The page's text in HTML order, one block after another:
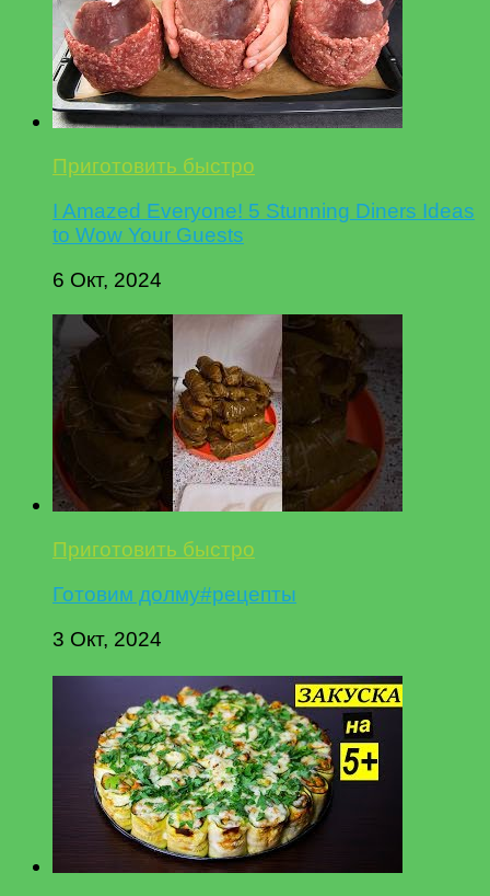
Приготовить быстро
I Amazed Everyone! 5 Stunning Diners Ideas
to Wow Your Guests
6 Окт, 2024
Приготовить быстро
Готовим долму#рецепты
3 Окт, 2024